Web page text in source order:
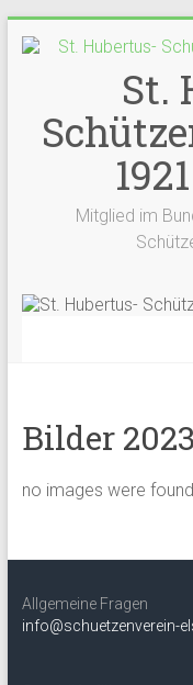
St.
Mitglied im
Bilder 2023
no images were found
Allgemeine Fragen
info@schuetzenverein-